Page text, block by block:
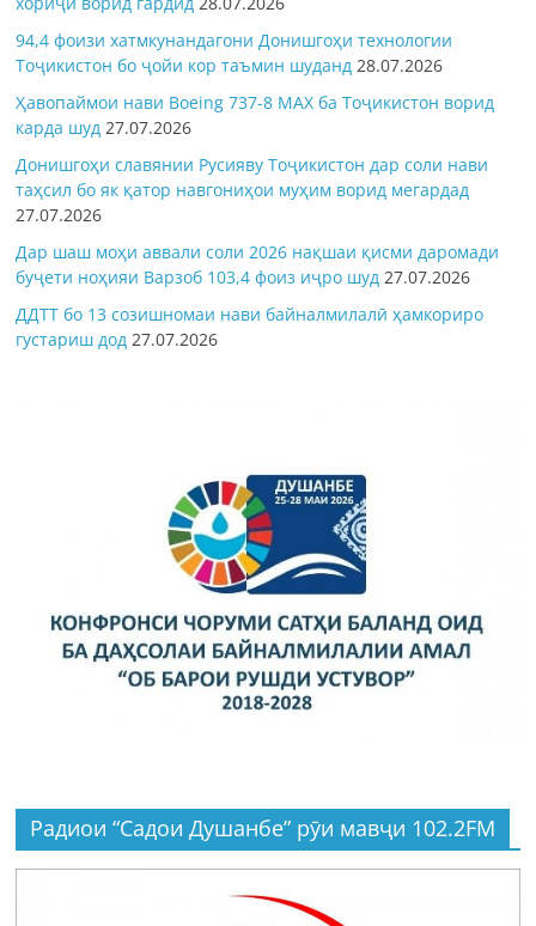
94,4 фоизи хатмкунандагони Донишгоҳи технологии
Тоҷикистон бо ҷойи кор таъмин шуданд 28.07.2026
Ҳавопаймои нави Boeing 737-8 MAX ба Тоҷикистон ворид
карда шуд 27.07.2026
Донишгоҳи славянии Русияву Тоҷикистон дар соли нави
таҳсил бо як қатор навгониҳои муҳим ворид мегардад
27.07.2026
Дар шаш моҳи аввали соли 2026 нақшаи қисми даромади
буҷети ноҳияи Варзоб 103,4 фоиз иҷро шуд 27.07.2026
ДДТТ бо 13 созишномаи нави байналмилалӣ ҳамкориро
густариш дод 27.07.2026
Радиои “Садои Душанбе” рӯи мавҷи 102.2FM